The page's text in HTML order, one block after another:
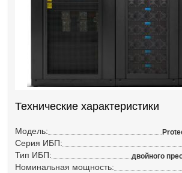
Технические характеристики
Модель:
Серия ИБП:
Тип ИБП: двойного
Номинальная мощность: